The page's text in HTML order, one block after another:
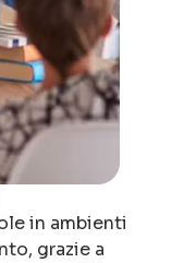
in ambienti
grazie a